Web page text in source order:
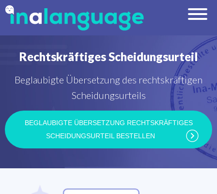
Rechtskräftiges Scheidungsurteil
Beglaubigte Übersetzung des rechtskräftigen
Scheidungsurteils
BEGLAUBIGTE ÜBERSETZUNG RECHTSKRÄFTIGES
SCHEIDUNGSURTEIL BESTELLEN